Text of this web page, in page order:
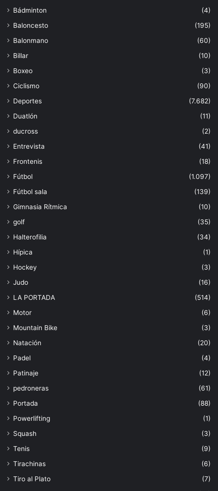
Bádminton
(4)
Baloncesto
(195)
Balonmano
(60)
Billar
(10)
Boxeo
(3)
Ciclismo
(90)
Deportes
(7.682)
Duatlón
(11)
ducross
(2)
Entrevista
(41)
Frontenis
(18)
Fútbol
(1.097)
Fútbol sala
(139)
Gimnasia Rítmica
(10)
golf
(35)
Halterofilia
(34)
Hípica
(1)
Hockey
(3)
Judo
(16)
LA PORTADA
(514)
Motor
(6)
Mountain Bike
(3)
Natación
(20)
Padel
(4)
Patinaje
(12)
pedroneras
(61)
Portada
(88)
Powerlifting
(1)
Squash
(3)
Tenis
(9)
Tirachinas
(6)
Tiro al Plato
(7)